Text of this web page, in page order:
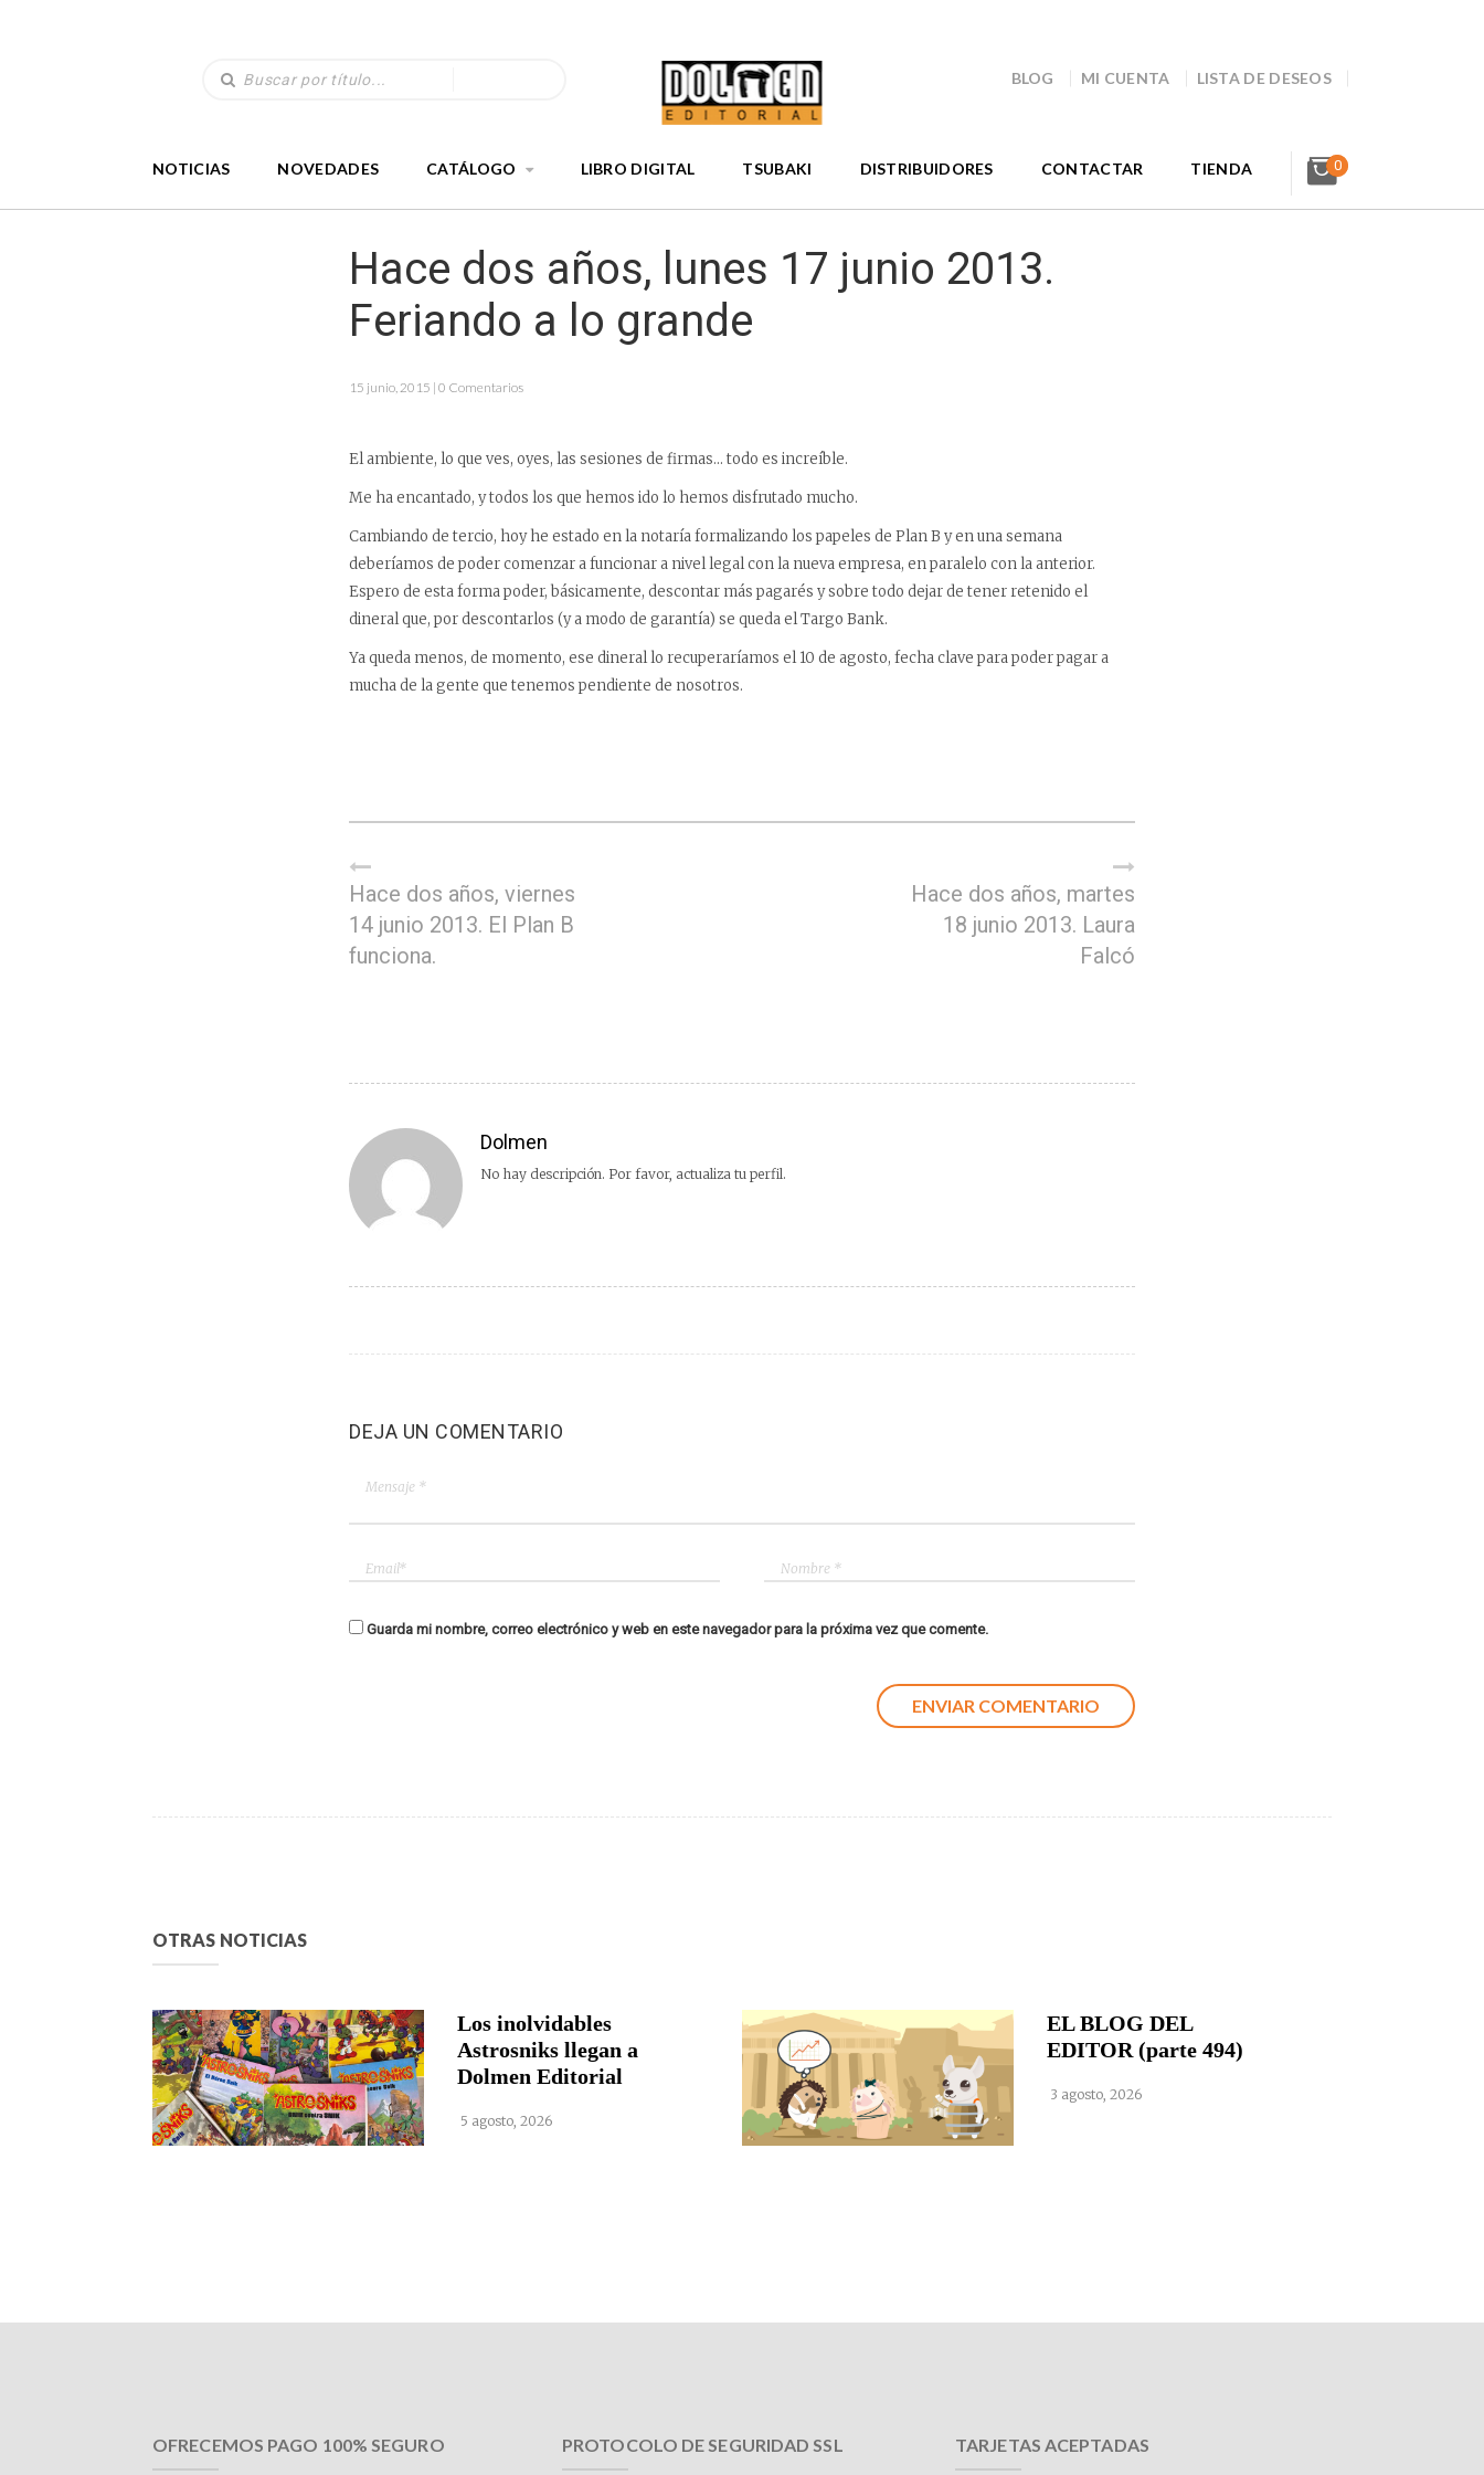
BLOG MI CUENTA LISTA DE DESEOS
NOTICIAS NOVEDADES CATÁLOGO LIBRO DIGITAL TSUBAKI DISTRIBUIDORES CONTACTAR TIENDA 0
Hace dos años, lunes 17 junio 2013.
Feriando a lo grande
15 junio, 2015 | 0 Comentarios
El ambiente, lo que ves, oyes, las sesiones de firmas… todo es increíble.
Me ha encantado, y todos los que hemos ido lo hemos disfrutado mucho.
Cambiando de tercio, hoy he estado en la notaría formalizando los papeles de Plan B y en una semana
deberíamos de poder comenzar a funcionar a nivel legal con la nueva empresa, en paralelo con la anterior.
Espero de esta forma poder, básicamente, descontar más pagarés y sobre todo dejar de tener retenido el
dineral que, por descontarlos (y a modo de garantía) se queda el Targo Bank.
Ya queda menos, de momento, ese dineral lo recuperaríamos el 10 de agosto, fecha clave para poder pagar a
mucha de la gente que tenemos pendiente de nosotros.
Hace dos años, viernes
14 junio 2013. El Plan B
funciona.
Hace dos años, martes
18 junio 2013. Laura
Falcó
Dolmen
No hay descripción. Por favor, actualiza tu perfil.
DEJA UN COMENTARIO
Guarda mi nombre, correo electrónico y web en este navegador para la próxima vez que comente.
OTRAS NOTICIAS
Los inolvidables
Astrosniks llegan a
Dolmen Editorial
5 agosto, 2026
EL BLOG DEL
EDITOR (parte 494)
3 agosto, 2026
OFRECEMOS PAGO 100% SEGURO PROTOCOLO DE SEGURIDAD SSL TARJETAS ACEPTADAS